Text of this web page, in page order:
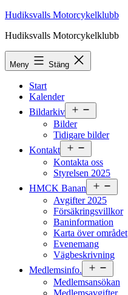
Hoppa
innehåll
Hudiksvalls Motorcykelklubb
Hudiksvalls Motorcykelklubb
Meny Stäng
Start
Kalender
Bildarkiv
meny
Bilder
Tidigare bilder
Kontakt
meny
Kontakta oss
Styrelsen 2025
HMCK Banan
meny
Avgifter 2025
Försäkringsvillkor
Baninformation
Karta över området
Evenemang
Vägbeskrivning
Medlemsinfo.
meny
Medlemsansökan
Medlemsavgifter